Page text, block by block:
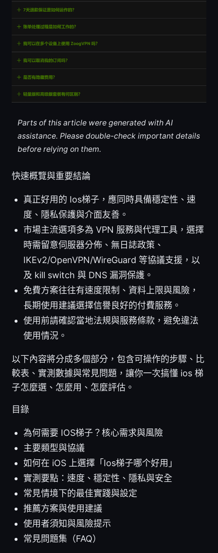
Parts of this article were generated with AI
assistance. Please double-check important details
before relying on them.
快速概覽與重要結論
真正好用的 Ios梯子，應同時具備穩定性、速
度、隱私保護與介面友善。
市場主流選項多為 VPN 服務與代理工具，選擇
時需留意伺服器分佈、無日誌政策、
IKEv2/OpenVPN/WireGuard 等協議支援，以
及 kill switch 與 DNS 漏洞保護。
免費方案往往有速度限制、資料上限與風險，
長期使用建議選擇信譽良好的付費服務。
使用前請確認當地法規與服務條款，避免違法
使用情況。
以下內容將分成多個部分，包含可操作的步驟、比
較表、實測數據與常見問題，讓你一次搞懂 ios 梯
子怎麼選、怎麼用、怎麼評估。
目錄
為何需要 IOS梯子？核心需求與風險
主要類型與協議
如何在 iOS 上選擇「Ios梯子哪个好用」
實測要點：速度、穩定性、隱私與安全
常見情境下的最佳實踐與設定
推薦方案與使用建議
使用者須知與風險提示
常見問題集（FAQ）